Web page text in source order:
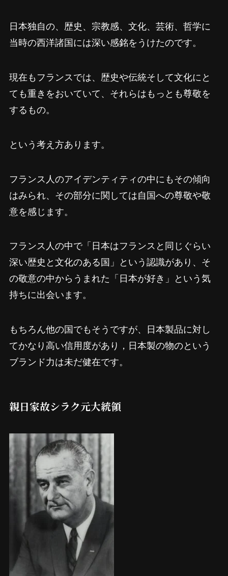
日本独自の、歴史、宗教感、文化、芸術、哲学に
当時の西洋諸国には深い感銘をうけたのです。
現在もフランスでは、歴史や伝統そして文化にと
ても重きをおいていて、それらはもっとも尊敬を
するもの。
という考え方あります。
フランス人のアイデンティティの中にもその傾向
はみられ、その部分に関しては自国への尊敬や敬
意を感じます。
フランス人の中で「日本はフランスと同じぐらい
深い歴史と文化のある国」という認識があり、そ
の敬意の中からうまれた「日本が好き」という気
持ちに出会います。
もちろん他の国でもそうですが、日本製品に対し
てかなり高い信用度があり，日本製の物のという
ブランド力は未だ健在です。
親日家故シラク元大統領